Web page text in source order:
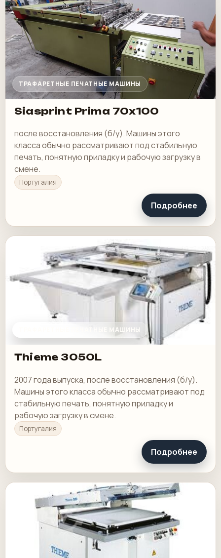
ТРАФАРЕТНЫЕ ПЕЧАТНЫЕ МАШИНЫ
Siasprint Prima 70x100
после восстановления (б/у). Машины этого
класса обычно рассматривают под стабильную
печать, понятную приладку и рабочую загрузку в
смене.
Португалия
Подробнее
ТРАФАРЕТНЫЕ ПЕЧАТНЫЕ МАШИНЫ
Thieme 3050L
2007 года выпуска, после восстановления (б/у).
Машины этого класса обычно рассматривают под
стабильную печать, понятную приладку и
рабочую загрузку в смене.
Португалия
Подробнее